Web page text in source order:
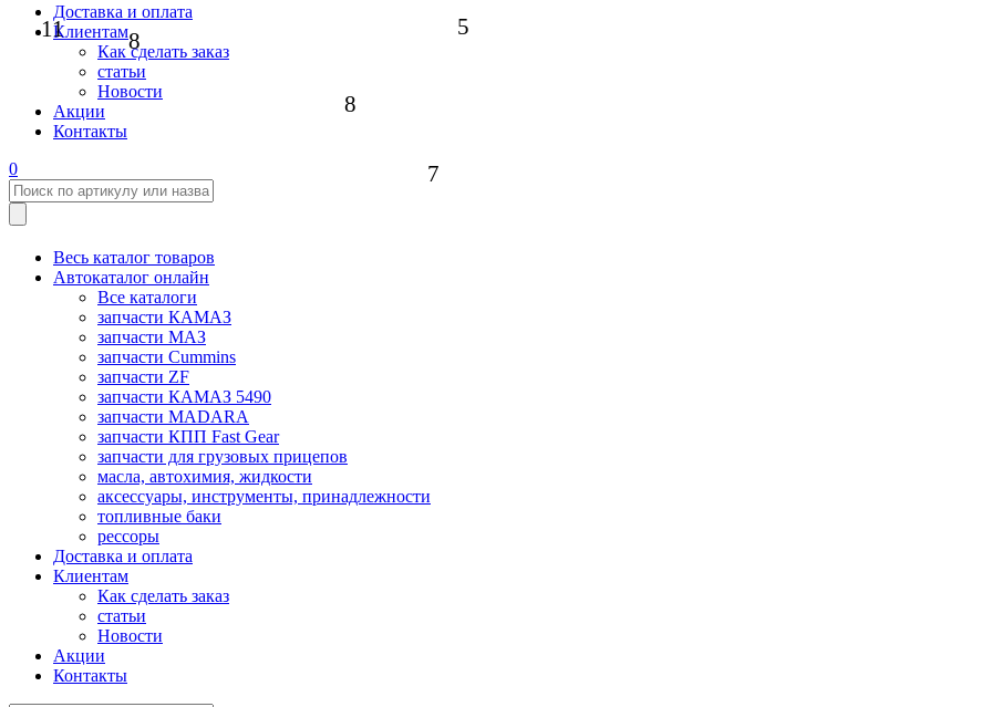
Доставка и оплата
Клиентам
Как сделать заказ
статьи
Новости
Акции
Контакты
0
Весь каталог товаров
Автокаталог онлайн
Все каталоги
запчасти КАМАЗ
запчасти МАЗ
запчасти Cummins
запчасти ZF
запчасти КАМАЗ 5490
запчасти MADARA
запчасти КПП Fast Gear
запчасти для грузовых прицепов
масла, автохимия, жидкости
аксессуары, инструменты, принадлежности
топливные баки
рессоры
Доставка и оплата
Клиентам
Как сделать заказ
статьи
Новости
Акции
Контакты
5
7
8
8
11